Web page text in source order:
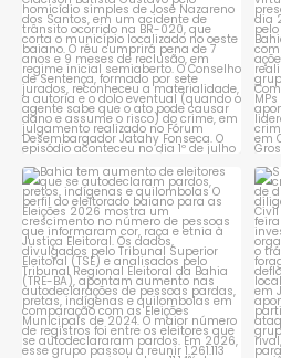
Bahia tem aumento de eleitores
que se autodeclaram...
1 0